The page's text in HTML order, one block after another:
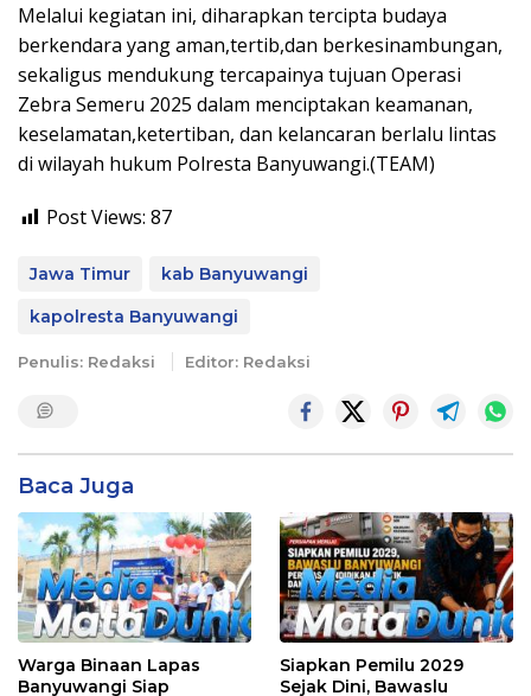
Melalui kegiatan ini, diharapkan tercipta budaya
berkendara yang aman,tertib,dan berkesinambungan,
sekaligus mendukung tercapainya tujuan Operasi
Zebra Semeru 2025 dalam menciptakan keamanan,
keselamatan,ketertiban, dan kelancaran berlalu lintas
di wilayah hukum Polresta Banyuwangi.(TEAM)
Post Views: 87
Jawa Timur
kab Banyuwangi
kapolresta Banyuwangi
Penulis: Redaksi Editor: Redaksi
Baca Juga
Warga Binaan Lapas
Banyuwangi Siap
Siapkan Pemilu 2029
Sejak Dini, Bawaslu